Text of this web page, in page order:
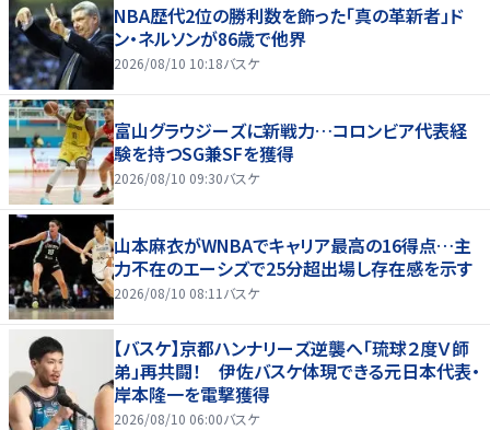
NBA歴代2位の勝利数を飾った「真の革新者」ド
ン・ネルソンが86歳で他界
2026/08/10 10:18バスケ
富山グラウジーズに新戦力…コロンビア代表経
験を持つSG兼SFを獲得
2026/08/10 09:30バスケ
山本麻衣がWNBAでキャリア最高の16得点…主
力不在のエーシズで25分超出場し存在感を示す
2026/08/10 08:11 バスケ
【バスケ】京都ハンナリーズ逆襲へ「琉球２度Ｖ師
弟」再共闘！ 伊佐バスケ体現できる元日本代表・
岸本隆一を電撃獲得
2026/08/10 06:00バスケ